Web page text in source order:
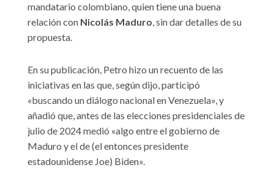
mandatario colombiano, quien tiene una buena
relación con Nicolás Maduro, sin dar detalles de su
propuesta.
En su publicación, Petro hizo un recuento de las
iniciativas en las que, según dijo, participó
«buscando un diálogo nacional en Venezuela», y
añadió que, antes de las elecciones presidenciales de
julio de 2024 medió «algo entre el gobierno de
Maduro y el de (el entonces presidente
estadounidense Joe) Biden».